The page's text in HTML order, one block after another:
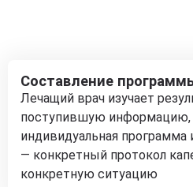
Составление
Лечащий врач изучает
поступившую информацию,
индивидуальная программа
— конкретный протокол
конкретную ситуацию